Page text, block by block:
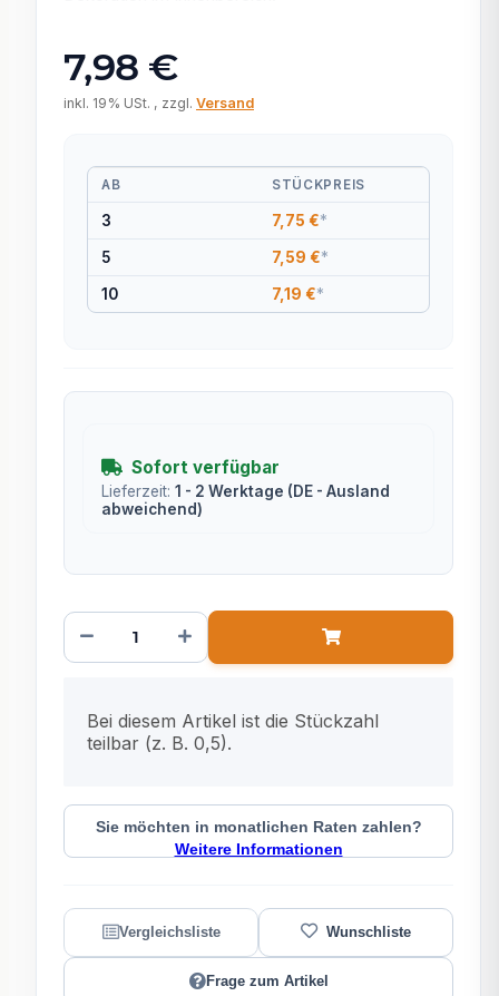
7,98 €
inkl. 19% USt. , zzgl. Versand
AB STÜCKPREIS
3 7,75 €*
5 7,59 €*
10 7,19 €*
Sofort verfügbar
Lieferzeit: 1 - 2 Werktage (DE - Ausland
abweichend)
Bei diesem Artikel ist die Stückzahl
teilbar (z. B. 0,5).
Sie möchten in monatlichen Raten zahlen?
Weitere Informationen
Frage zum Artikel